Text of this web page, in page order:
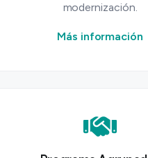
modernización.
Más información